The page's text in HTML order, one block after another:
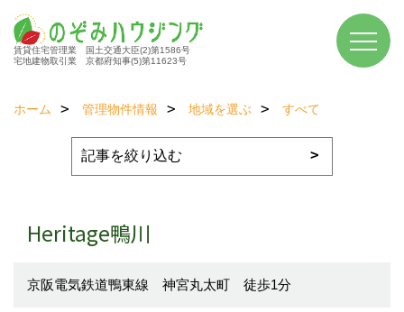
賃貸住宅管理業 国土交通大臣(2)第1586号
宅地建物取引業 京都府知事(5)第11623号
ホーム 管理物件情報 地域を選ぶ すべて
Heritage鴨川
京阪電気鉄道鴨東線 神宮丸太町 徒歩1分